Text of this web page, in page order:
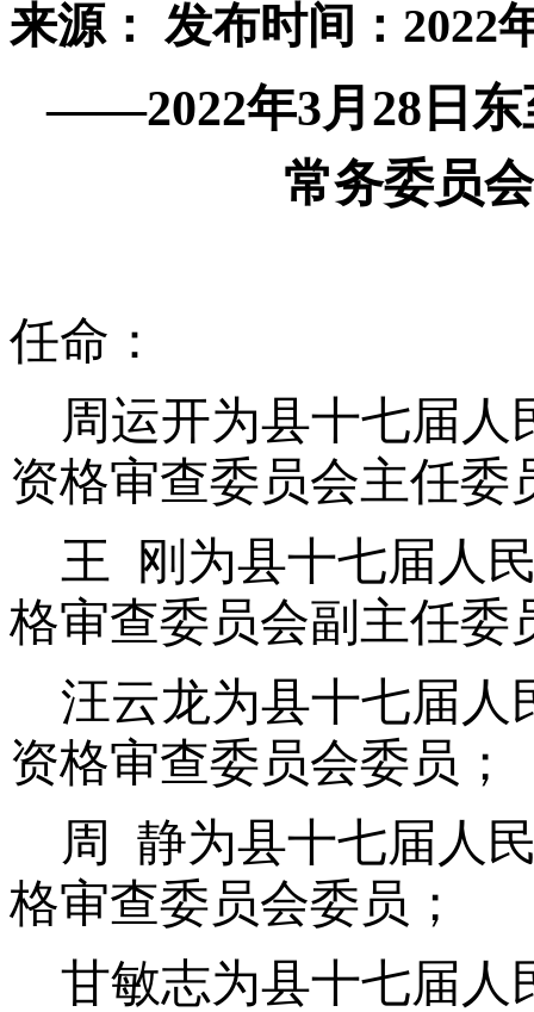
来源： 发布时间：2022
——2022年3月28日
常务委员
任命：
周运开为县十七届
资格审查委员会主任委
王 刚为县十七届人
格审查委员会副主任委
汪云龙为县十七届人
资格审查委员会委员；
周 静为县十七届人
格审查委员会委员；
甘敏志为县十七届人